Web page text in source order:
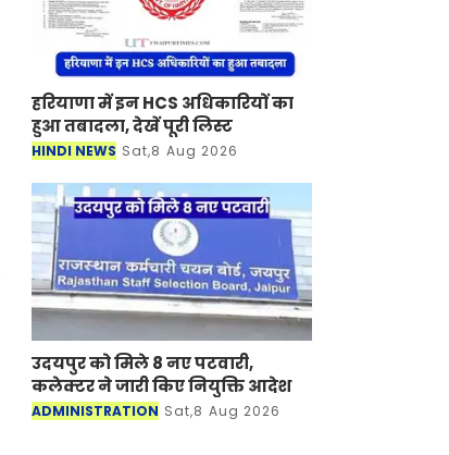
हरियाणा में इन HCS अधिकारियों का
हुआ तबादला, देखें पूरी लिस्ट
HINDI NEWS Sat,8 Aug 2026
उदयपुर को मिले 8 नए पटवारी,
कलेक्टर ने जारी किए नियुक्ति आदेश
ADMINISTRATION Sat,8 Aug 2026